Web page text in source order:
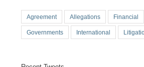
Agreement Allegations Financial
Governments International